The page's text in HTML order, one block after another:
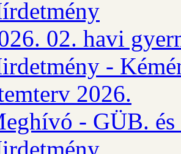
02. havi
-
2026.
- GÜB.